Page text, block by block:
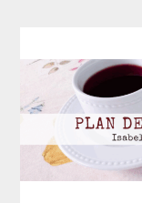
contenido